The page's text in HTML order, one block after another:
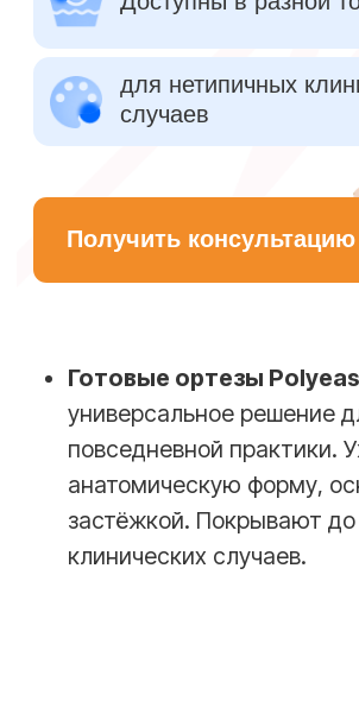
Видео-курс по
ортезированию — в
участием травматолога-ортопеда
с опытом более 20 лет.
Коррекция
При необходимости повторного
моделирования просто разогрейте
материал снова и внесите нужные
изменения. Вы также можете обклеить
тейпами по краям.